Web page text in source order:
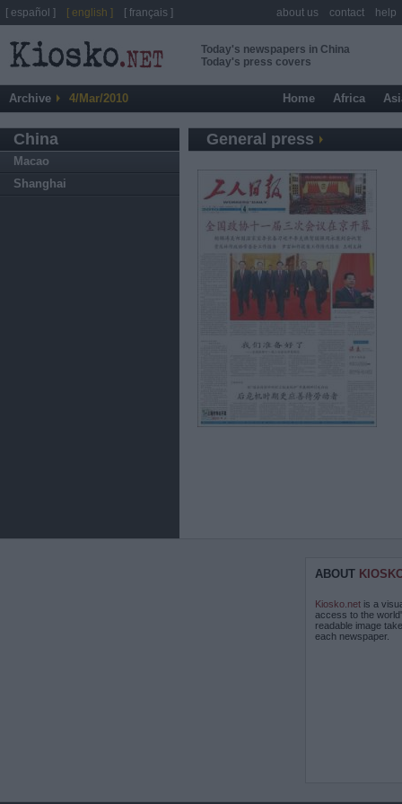
Today's newspapers in China
Today's press covers
Archive 4/Mar/2010 Home Africa
China
Macao
Shanghai
General press
ABOUT
Kiosko.net is a
access to the
readable image
each newspaper.
[ español ] [ english ] [ français ] about us contact help